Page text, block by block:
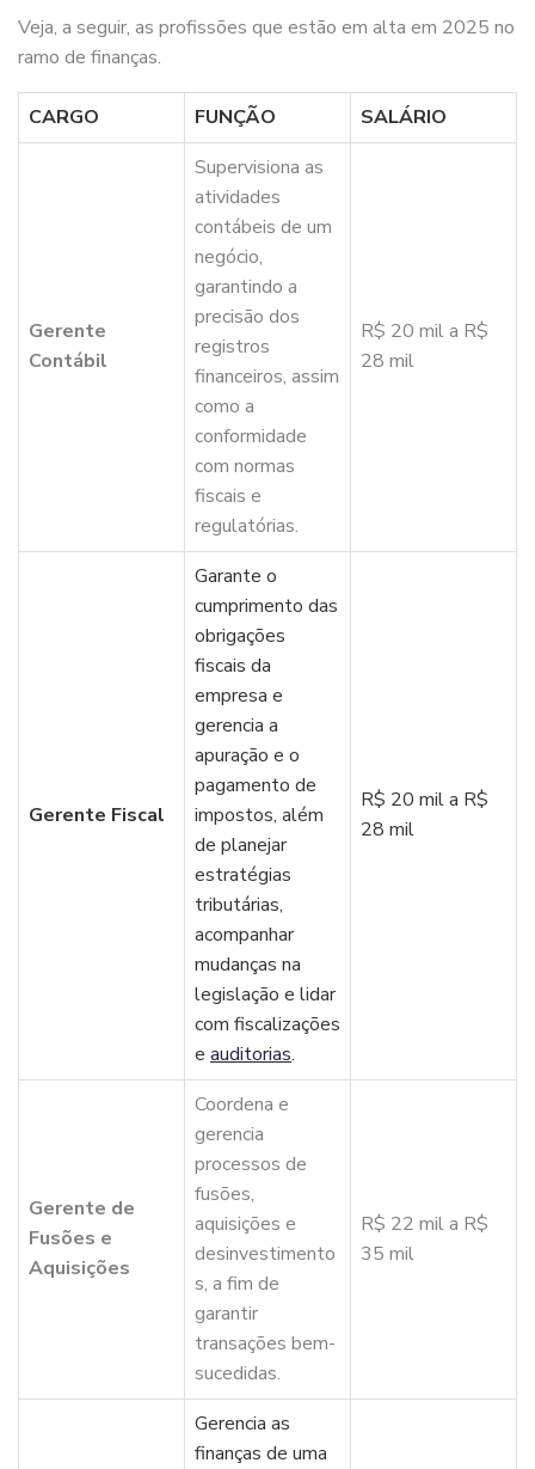
Veja, a seguir, as profissões que estão em alta em 2025 no
ramo de finanças.
CARGO FUNÇÃO SALÁRIO
Gerente
Contábil
Supervisiona as
atividades
contábeis de um
negócio,
garantindo a
precisão dos
registros
financeiros, assim
como a
conformidade
com normas
fiscais e
regulatórias.
R$ 20 mil a R$
28 mil
Gerente Fiscal
Garante o
cumprimento das
obrigações
fiscais da
empresa e
gerencia a
apuração e o
pagamento de
impostos, além
de planejar
estratégias
tributárias,
acompanhar
mudanças na
legislação e lidar
com fiscalizações
e auditorias.
R$ 20 mil a R$
28 mil
Gerente de
Fusões e
Aquisições
Coordena e
gerencia
processos de
fusões,
aquisições e
desinvestimento
s, a fim de
garantir
transações bem-
sucedidas.
R$ 22 mil a R$
35 mil
Gerencia as
finanças de uma